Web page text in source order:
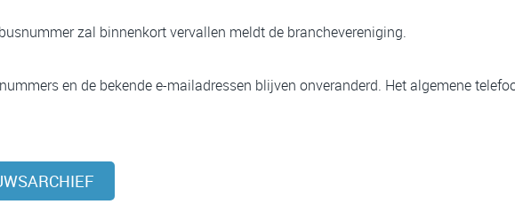
zal binnenkort vervallen meldt de branchevereniging.
en de bekende e-mailadressen blijven onveranderd. Het algemene